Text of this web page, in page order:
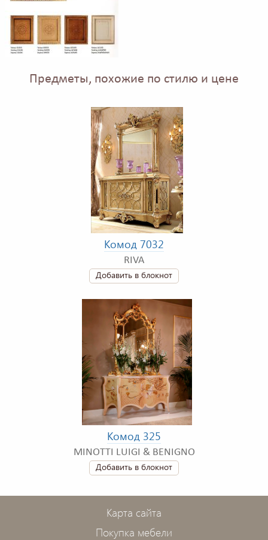
Предметы, похожие по стилю и цене
Комод 7032
RIVA
Добавить в блокнот
Комод 325
MINOTTI LUIGI & BENIGNO
Добавить в блокнот
Карта сайта
Покупка мебели